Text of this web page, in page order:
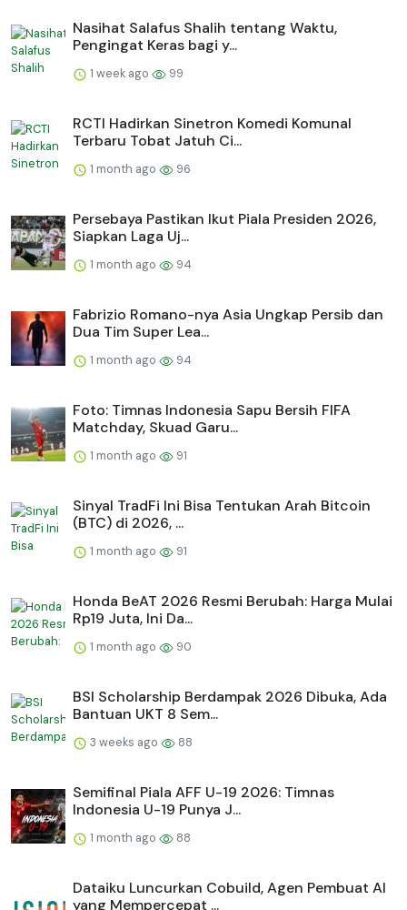
Nasihat Salafus Shalih tentang Waktu,
Pengingat Keras bagi y...
1 week ago 99
RCTI Hadirkan Sinetron Komedi Komunal
Terbaru Tobat Jatuh Ci...
1 month ago 96
Persebaya Pastikan Ikut Piala Presiden 2026,
Siapkan Laga Uj...
1 month ago 94
Fabrizio Romano-nya Asia Ungkap Persib dan
Dua Tim Super Lea...
1 month ago 94
Foto: Timnas Indonesia Sapu Bersih FIFA
Matchday, Skuad Garu...
1 month ago 91
Sinyal TradFi Ini Bisa Tentukan Arah Bitcoin
(BTC) di 2026, ...
1 month ago 91
Honda BeAT 2026 Resmi Berubah: Harga Mulai
Rp19 Juta, Ini Da...
1 month ago 90
BSI Scholarship Berdampak 2026 Dibuka, Ada
Bantuan UKT 8 Sem...
3 weeks ago 88
Semifinal Piala AFF U-19 2026: Timnas
Indonesia U-19 Punya J...
1 month ago 88
Dataiku Luncurkan Cobuild, Agen Pembuat AI
yang Mempercepat ...